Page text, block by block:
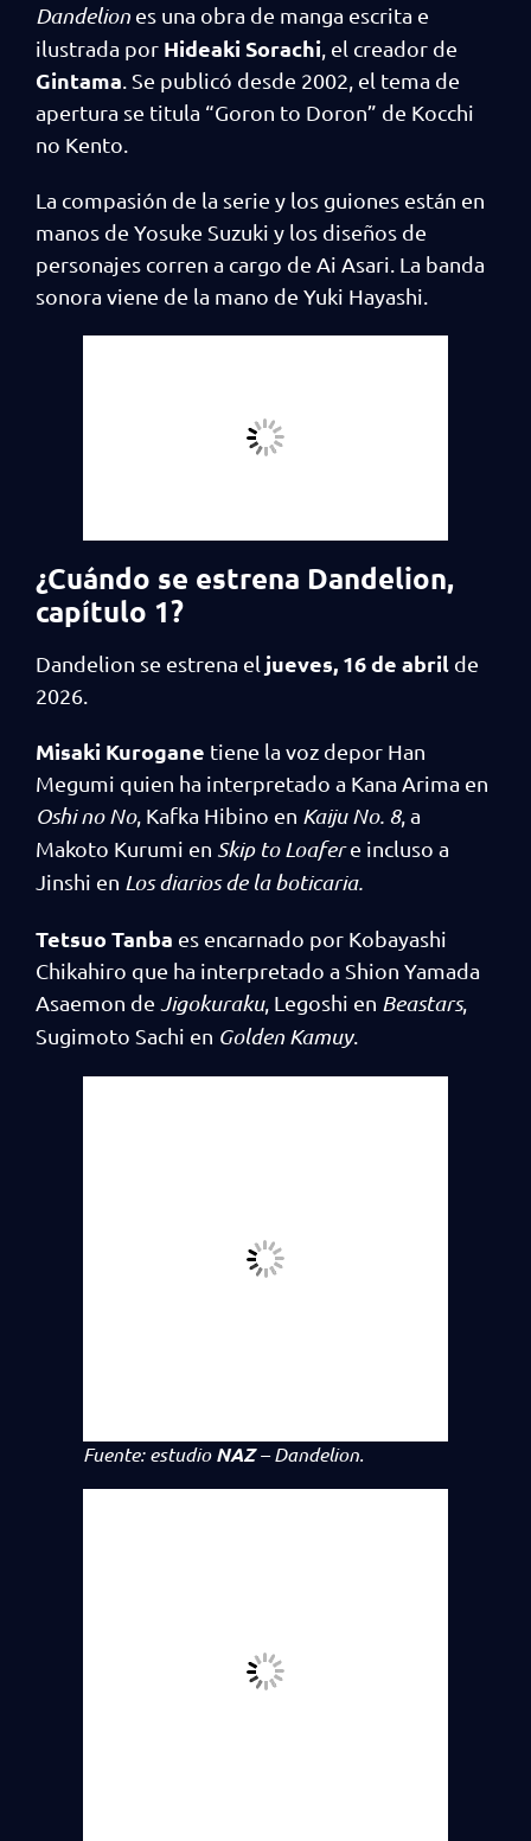
Dandelion es una obra de manga escrita e
ilustrada por Hideaki Sorachi , el creador de
Gintama . Se publicó desde 2002, el tema de
apertura se titula “Goron to Doron” de Kocchi
no Kento.
La compasión de la serie y los guiones están en
manos de Yosuke Suzuki y los diseños de
personajes corren a cargo de Ai Asari. La banda
sonora viene de la mano de Yuki Hayashi.
¿Cuándo se estrena Dandelion,
capítulo 1?
Dandelion se estrena el jueves, 16 de abril de
2026.
Misaki Kurogane tiene la voz depor Han
Megumi quien ha interpretado a Kana Arima en
Oshi no No, Kafka Hibino en Kaiju No. 8, a
Makoto Kurumi en Skip to Loafere incluso a
Jinshi en Los diarios de la boticaria.
Tetsuo Tanba es encarnado por Kobayashi
Chikahiro que ha interpretado a Shion Yamada
Asaemon de Jigokuraku, Legoshi en Beastars,
Sugimoto Sachi en Golden Kamuy.
Fuente: estudioNAZ–Dandelion.